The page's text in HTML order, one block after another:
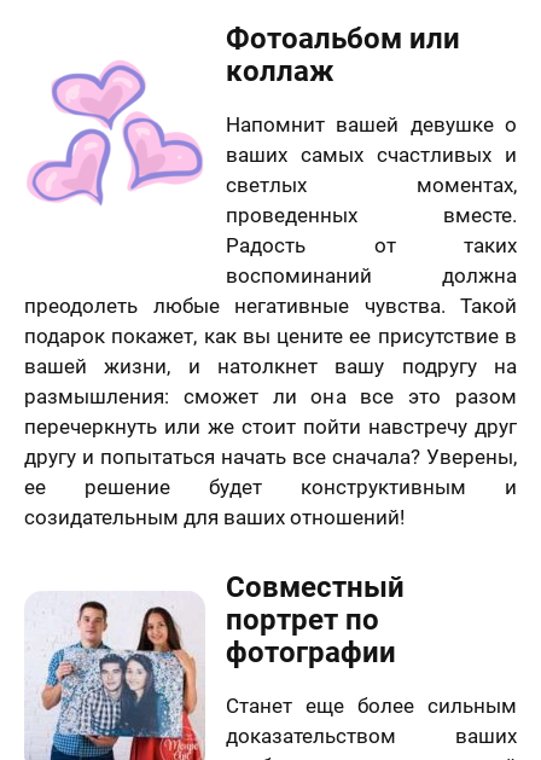
Фотоальбом или
коллаж
Напомнит вашей девушке о
ваших самых счастливых и
светлых моментах,
проведенных вместе.
Радость от таких
воспоминаний должна
преодолеть любые негативные чувства. Такой
подарок покажет, как вы цените ее присутствие в
вашей жизни, и натолкнет вашу подругу на
размышления: сможет ли она все это разом
перечеркнуть или же стоит пойти навстречу друг
другу и попытаться начать все сначала? Уверены,
ее решение будет конструктивным и
созидательным для ваших отношений!
Совместный
портрет по
фотографии
Станет еще более сильным
доказательством ваших